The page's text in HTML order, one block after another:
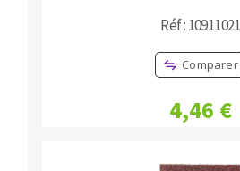
Réf : 10911021
Comparer
4,46 €